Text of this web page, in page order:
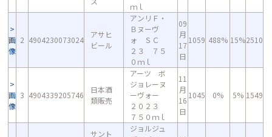
ｍｌ
画
像
2 4904230073024
アサヒ
ビール
アンリＦ・
Ｂヌーヴ
ォ ＳＣ
２３ ７５
０ｍｌ
09
月
17
日
1059 488% 15%2510
画
像
3 4904339205746
日本酒
類販売
アーツ ボ
ジョレーヌ
ーヴォー
２０２３
７５０ｍｌ
11
月
16
日
1045 0% 5% 1549
サント
ジョルジュ